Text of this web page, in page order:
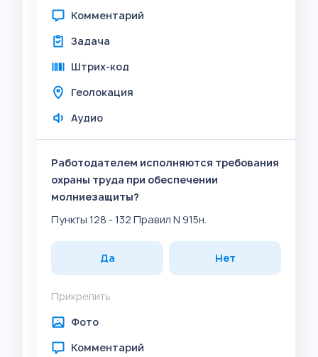
Комментарий
Задача
Штрих-код
Геолокация
Аудио
Работодателем исполняются требования
охраны труда при обеспечении
молниезащиты?
Пункты 128 - 132 Правил N 915н.
Да Нет
Прикрепить
Фото
Комментарий